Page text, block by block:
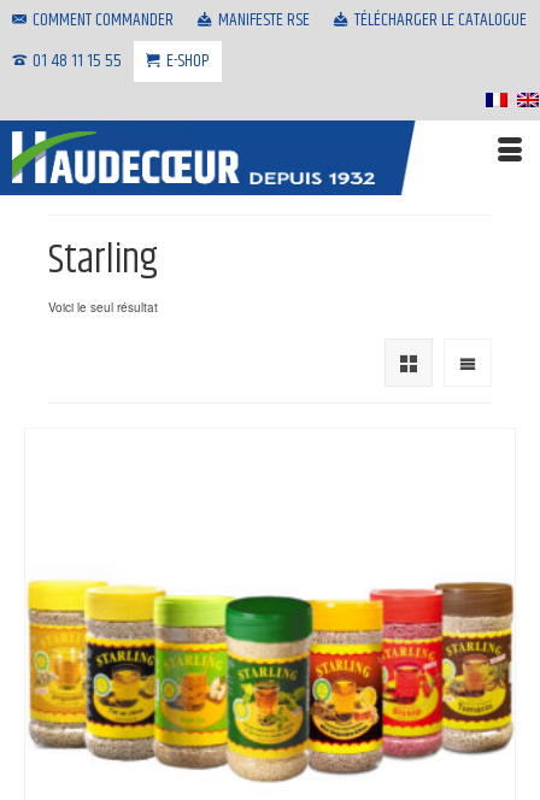
COMMENT COMMANDER MANIFESTE RSE
TÉLÉCHARGER LE CATALOGUE
01 48 11 15 55
E-SHOP
Starling
Voici le seul résultat